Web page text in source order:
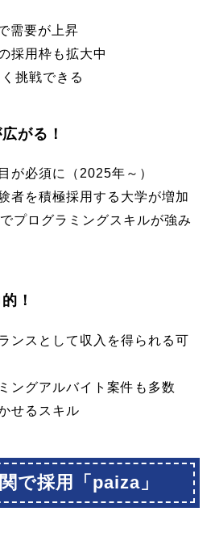
需要が上昇
採用枠も拡大中
挑戦できる
がる！
が必須に（2025年～）
者を積極採用する大学が増加
でプログラミングスキルが強み
！
ンスとして収入を得られる可
ングアルバイト案件も多数
せるスキル
で採用「paiza」